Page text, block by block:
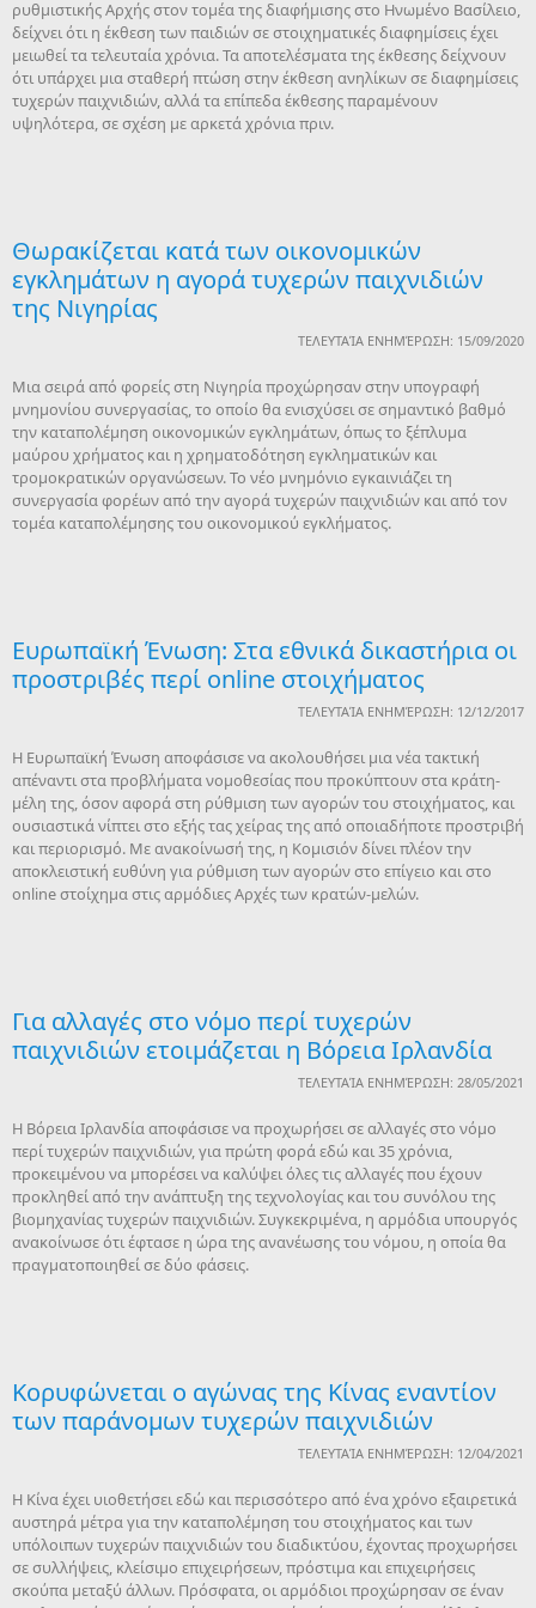
ρυθμιστικής Αρχής στον τομέα της διαφήμισης στο Ηνωμένο Βασίλειο,
δείχνει ότι η έκθεση των παιδιών σε στοιχηματικές διαφημίσεις έχει
μειωθεί τα τελευταία χρόνια. Τα αποτελέσματα της έκθεσης δείχνουν
ότι υπάρχει μια σταθερή πτώση στην έκθεση ανηλίκων σε διαφημίσεις
τυχερών παιχνιδιών, αλλά τα επίπεδα έκθεσης παραμένουν
υψηλότερα, σε σχέση με αρκετά χρόνια πριν.
Θωρακίζεται κατά των οικονομικών
εγκλημάτων η αγορά τυχερών παιχνιδιών
της Νιγηρίας
ΤΕΛΕΥΤΑΊΑ ΕΝΗΜΈΡΩΣΗ: 15/09/2020
Μια σειρά από φορείς στη Νιγηρία προχώρησαν στην υπογραφή
μνημονίου συνεργασίας, το οποίο θα ενισχύσει σε σημαντικό βαθμό
την καταπολέμηση οικονομικών εγκλημάτων, όπως το ξέπλυμα
μαύρου χρήματος και η χρηματοδότηση εγκληματικών και
τρομοκρατικών οργανώσεων. Το νέο μνημόνιο εγκαινιάζει τη
συνεργασία φορέων από την αγορά τυχερών παιχνιδιών και από τον
τομέα καταπολέμησης του οικονομικού εγκλήματος.
Ευρωπαϊκή Ένωση: Στα εθνικά δικαστήρια οι
προστριβές περί online στοιχήματος
ΤΕΛΕΥΤΑΊΑ ΕΝΗΜΈΡΩΣΗ: 12/12/2017
Η Ευρωπαϊκή Ένωση αποφάσισε να ακολουθήσει μια νέα τακτική
απέναντι στα προβλήματα νομοθεσίας που προκύπτουν στα κράτη-
μέλη της, όσον αφορά στη ρύθμιση των αγορών του στοιχήματος, και
ουσιαστικά νίπτει στο εξής τας χείρας της από οποιαδήποτε προστριβή
και περιορισμό. Με ανακοίνωσή της, η Κομισιόν δίνει πλέον την
αποκλειστική ευθύνη για ρύθμιση των αγορών στο επίγειο και στο
online στοίχημα στις αρμόδιες Αρχές των κρατών-μελών.
Για αλλαγές στο νόμο περί τυχερών
παιχνιδιών ετοιμάζεται η Βόρεια Ιρλανδία
ΤΕΛΕΥΤΑΊΑ ΕΝΗΜΈΡΩΣΗ: 28/05/2021
Η Βόρεια Ιρλανδία αποφάσισε να προχωρήσει σε αλλαγές στο νόμο
περί τυχερών παιχνιδιών, για πρώτη φορά εδώ και 35 χρόνια,
προκειμένου να μπορέσει να καλύψει όλες τις αλλαγές που έχουν
προκληθεί από την ανάπτυξη της τεχνολογίας και του συνόλου της
βιομηχανίας τυχερών παιχνιδιών. Συγκεκριμένα, η αρμόδια υπουργός
ανακοίνωσε ότι έφτασε η ώρα της ανανέωσης του νόμου, η οποία θα
πραγματοποιηθεί σε δύο φάσεις.
Κορυφώνεται ο αγώνας της Κίνας εναντίον
των παράνομων τυχερών παιχνιδιών
ΤΕΛΕΥΤΑΊΑ ΕΝΗΜΈΡΩΣΗ: 12/04/2021
Η Κίνα έχει υιοθετήσει εδώ και περισσότερο από ένα χρόνο εξαιρετικά
αυστηρά μέτρα για την καταπολέμηση του στοιχήματος και των
υπόλοιπων τυχερών παιχνιδιών του διαδικτύου, έχοντας προχωρήσει
σε συλλήψεις, κλείσιμο επιχειρήσεων, πρόστιμα και επιχειρήσεις
σκούπα μεταξύ άλλων. Πρόσφατα, οι αρμόδιοι προχώρησαν σε έναν